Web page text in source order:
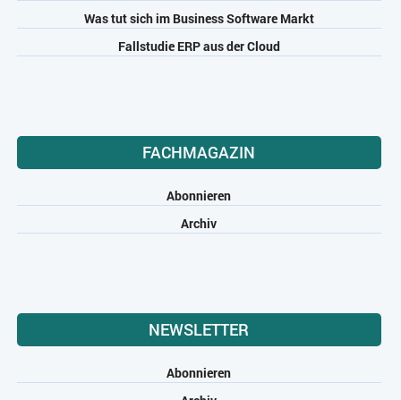
Was tut sich im Business Software Markt
Fallstudie ERP aus der Cloud
FACHMAGAZIN
Abonnieren
Archiv
NEWSLETTER
Abonnieren